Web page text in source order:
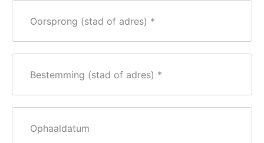
Oorsprong (stad of adres)
Bestemming (stad of adres)
Ophaaldatum